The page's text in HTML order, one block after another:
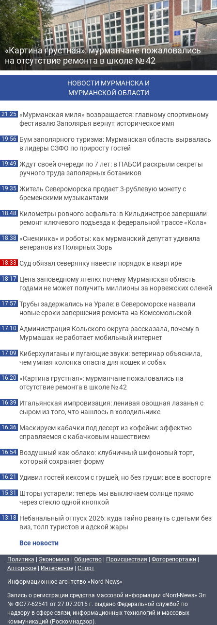
«Картина грустная»: мурманчане пожаловались
на отсутствие ремонта в школе № 42
НОВОСТИ МУРМАНСКА И
МУРМАНСКОЙ ОБЛАСТИ
21:25 «Мурманская миля» возвращается: главному спортивному
фестивалю Заполярья вернут историческое имя
19:56 Бум заполярного туризма: Мурманская область вырвалась
в лидеры СЗФО по приросту гостей
19:49 Ждут своей очереди по 7 лет: в ПАБСИ раскрыли секреты
ручного труда заполярных ботаников
19:35 Житель Североморска продает 3-рублевую монету с
бременскими музыкантами
18:48 Километры ровного асфальта: в Кильдинстрое завершили
ремонт ключевого подъезда к федеральной трассе «Кола»
18:38 «Снежинка» и роботы: как мурманский депутат удивила
ветеранов из Полярных Зорь
18:33 Суд обязал северянку навести порядок в квартире
18:17 Цена заповедному ягелю: почему Мурманская область
годами не может получить миллионы за норвежских оленей
17:57 Трубы задержались на Урале: в Североморске назвали
новые сроки завершения ремонта на Комсомольской
17:10 Администрация Кольского округа рассказала, почему в
Мурмашах не работает мобильный интернет
17:09 Киберхулиганы и пугающие звуки: ветеринар объяснила,
чем умная колонка опасна для кошек и собак
16:20 «Картина грустная»: мурманчане пожаловались на
отсутствие ремонта в школе № 42
16:39 Итальянская импровизация: ленивая овощная лазанья с
сыром из того, что нашлось в холодильнике
16:36 Маскируем кабачки под десерт из кофейни: эффектно
справляемся с кабачковым нашествием
16:54 Воздушный как облако: клубничный шифоновый торт,
который сохраняет форму
16:21 Удивил гостей кексом с грушей, но без груши: все в восторге
15:31 Шторы устарели: теперь мы выключаем солнце прямо
через стекло одной кнопкой
13:18 Небанальный отпуск 2026: куда тайно рвануть с детьми без
виз, толп туристов и адской жары
Все новости
Политика | Экономика | Общество | Происшествия | Фоторепортажи |
Авторское | Интересное | Спорт
Информационное агентство «Nord-News»
Запись о регистрации средства массовой информации «Nord-News» Эл
№ ФС77-62541 от 27.07.2015 г. выдано Федеральной службой по
надзору в сфере связи, информационных технологий и массовых
коммуникаций (Роскомнадзор).